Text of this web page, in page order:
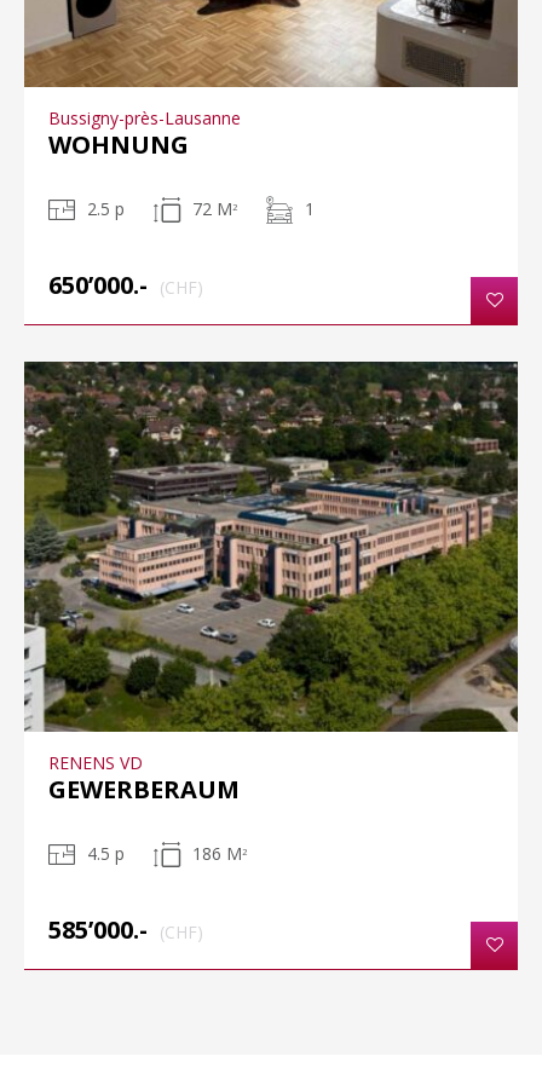
Bussigny-près-Lausanne
WOHNUNG
2.5 p 72 M 2 1
650’000.- (CHF)
RENENS VD
GEWERBERAUM
4.5 p 186 M 2
585’000.- (CHF)